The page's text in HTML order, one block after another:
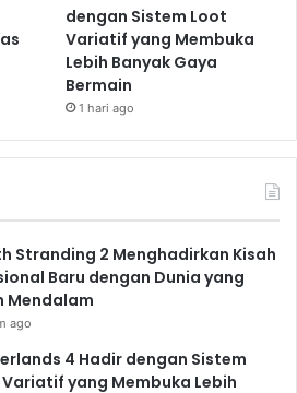
dengan Sistem Loot
Variatif yang Membuka
Lebih Banyak Gaya
Bermain
1 hari ago
Stranding 2 Menghadirkan Kisah
Baru dengan Dunia yang
Mendalam
ago
4 Hadir dengan Sistem
yang Membuka Lebih